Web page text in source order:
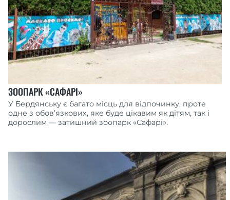
ЗООПАРК «САФАРІ»
У Бердянську є багато місць для відпочинку, проте
одне з обов’язкових, яке буде цікавим як дітям, так і
дорослим — затишний зоопарк «Сафарі».